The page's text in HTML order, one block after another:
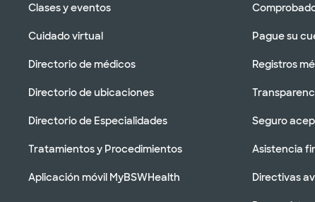
Clases y eventos
Cuidado virtual
Directorio de médicos
Directorio de ubicaciones
Directorio de Especialidades
Tratamientos y Procedimientos
Aplicación móvil MyBSWHealth
Pague su
Registros
Seguro
Asistencia
Directivas